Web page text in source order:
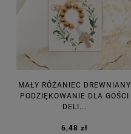
MAŁY RÓŻANIEC DREWNIANY
PODZIĘKOWANIE DLA GOŚCI
DELI...
6,48 zł